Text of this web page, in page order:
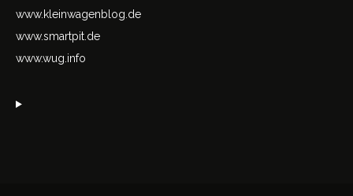
www.kleinwagenblog.de
www.smartpit.de
www.wug.info